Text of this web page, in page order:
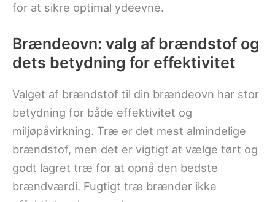
for at sikre optimal ydeevne.
Brændeovn: valg af brændstof og
dets betydning for effektivitet
Valget af brændstof til din brændeovn har stor
betydning for både effektivitet og
miljøpåvirkning. Træ er det mest almindelige
brændstof, men det er vigtigt at vælge tørt og
godt lagret træ for at opnå den bedste
brændværdi. Fugtigt træ brænder ikke